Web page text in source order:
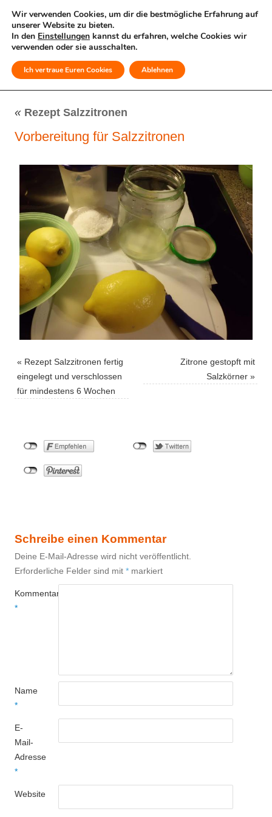
MENÜ
« Rezept Salzzitronen
Vorbereitung für Salzzitronen
« Rezept Salzzitronen fertig
eingelegt und verschlossen
für mindestens 6 Wochen
Zitrone gestopft mit
Salzkörner »
Schreibe einen Kommentar
Deine E-Mail-Adresse wird nicht veröffentlicht.
Erforderliche Felder sind mit * markiert
Kommentar
*
Name
*
E-
Mail-
Adresse
*
Website
Wir verwenden Cookies, um dir die bestmögliche Erfahrung auf
unserer Website zu bieten.
In den Einstellungen kannst du erfahren, welche Cookies wir
verwenden oder sie ausschalten.
Ich vertraue Euren Cookies Ablehnen